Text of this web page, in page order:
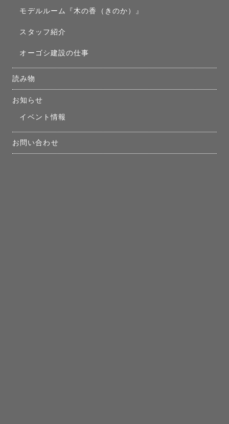
モデルルーム『木の香（きのか）』
スタッフ紹介
オーゴシ建設の仕事
読み物
お知らせ
イベント情報
お問い合わせ